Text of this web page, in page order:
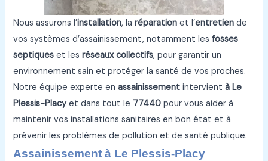
Nous assurons l’installation, laréparation et l’entretien de
vos systèmes d’assainissement, notamment lesfosses
septiques et lesréseaux collectifs, pour garantir un
environnement sain et protéger la santé de vos proches.
Notre équipe experte enassainissement intervientà Le
Plessis-Placyet dans tout le 77440 pour vous aider à
maintenir vos installations sanitaires en bon état et à
prévenir les problèmes de pollution et de santé publique.
Assainissement à Le Plessis-Placy